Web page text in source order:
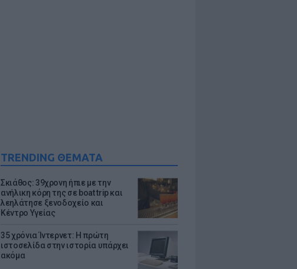
TRENDING ΘΕΜΑΤΑ
Σκιάθος: 39χρονη ήπιε με την
ανήλικη κόρη της σε boat trip και
λεηλάτησε ξενοδοχείο και
Κέντρο Υγείας
35 χρόνια Ίντερνετ: Η πρώτη
ιστοσελίδα στην ιστορία υπάρχει
ακόμα